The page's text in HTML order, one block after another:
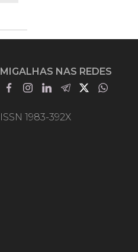
MIGALHAS NAS REDES
ISSN 1983-392X